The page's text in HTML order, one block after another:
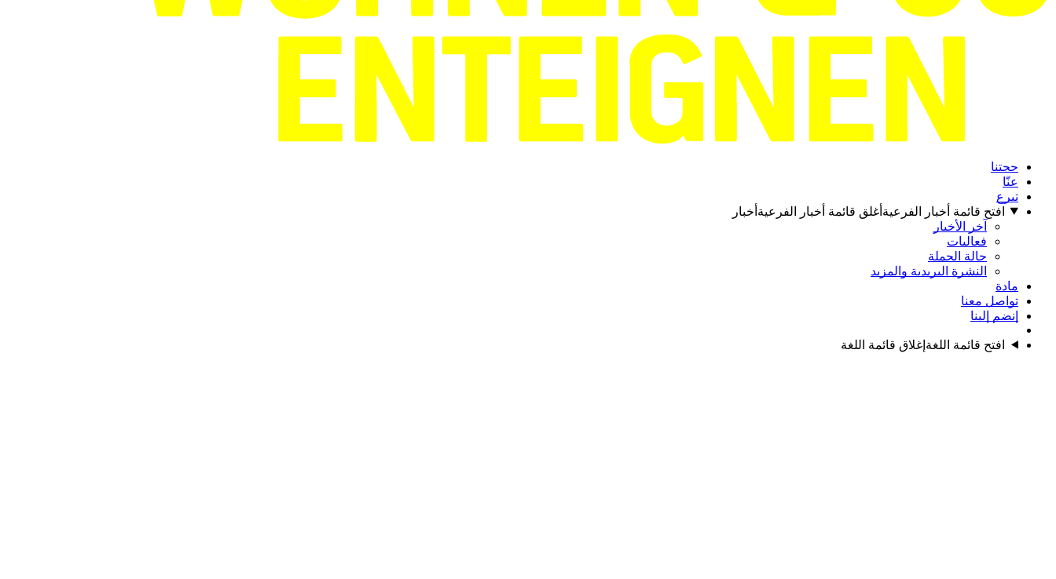
حجتنا
عنّا
تبرع
افتح قائمة أخبار الفرعية أغلق قائمة أخبار الفرعية أخبار
آخر الأخبار
فعاليات
حالة الحملة
النشرة البريدية والمزيد
مادة
تواصل معنا
إنضم إلينا
افتح قائمة اللغة إغلاق قائمة اللغة